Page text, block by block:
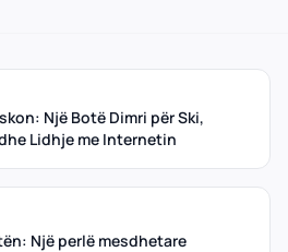
Një Botë Dimri për Ski,
Lidhje me Internetin
Një perlë mesdhetare